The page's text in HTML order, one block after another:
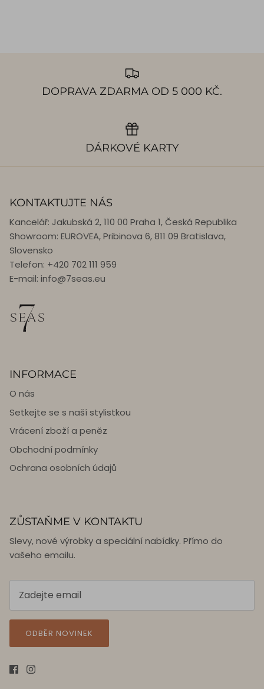
DOPRAVA ZDARMA OD 5 000 KČ.
DÁRKOVÉ KARTY
KONTAKTUJTE NÁS
Kancelář: Jakubská 2, 110 00 Praha 1, Česká Republika
Showroom: EUROVEA, Pribinova 6, 811 09 Bratislava,
Slovensko
Telefon: +420 702 111 959
E-mail: info@7seas.eu
INFORMACE
O nás
Setkejte se s naší stylistkou
Vrácení zboží a peněz
Obchodní podmínky
Ochrana osobních údajů
ZŮSTAŇME V KONTAKTU
Slevy, nové výrobky a speciální nabídky. Přímo do
vašeho emailu.
ODBĚR NOVINEK